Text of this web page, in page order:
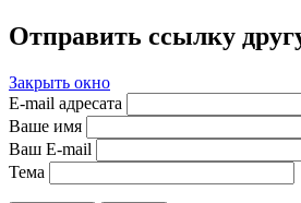
Отправить ссылку
Закрыть окно
E-mail адресата
Ваше имя
Ваш E-mail
Тема